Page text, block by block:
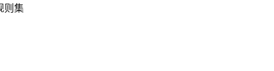
则集